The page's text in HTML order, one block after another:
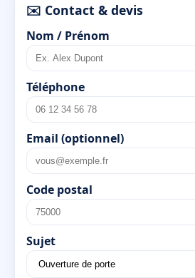
✉️ Contact & devis
Nom / Prénom
Téléphone
Email (optionnel)
Code postal
Sujet